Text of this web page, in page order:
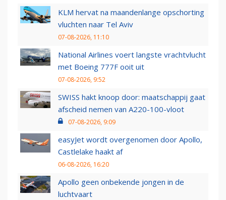
KLM hervat na maandenlange opschorting
vluchten naar Tel Aviv
07-08-2026, 11:10
National Airlines voert langste vrachtvlucht
met Boeing 777F ooit uit
07-08-2026, 9:52
SWISS hakt knoop door: maatschappij gaat
afscheid nemen van A220-100-vloot
07-08-2026, 9:09
easyJet wordt overgenomen door Apollo,
Castlelake haakt af
06-08-2026, 16:20
Apollo geen onbekende jongen in de
luchtvaart